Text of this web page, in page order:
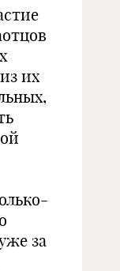
их
за